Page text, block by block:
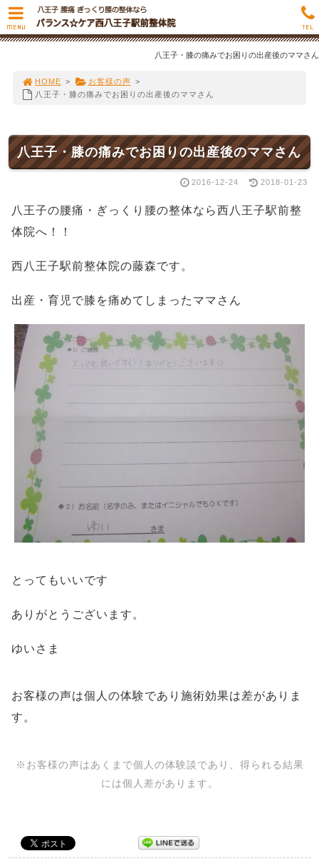
八王子・膝の痛みでお困りの出産後のママさん
HOME > お客様の声 >
八王子・膝の痛みでお困りの出産後のママさん
八王子・膝の痛みでお困りの出産後のママさん
2016-12-24 2018-01-23
八王子の腰痛・ぎっくり腰の整体なら西八王子駅前整
体院へ！！
西八王子駅前整体院の藤森です。
出産・育児で膝を痛めてしまったママさん
とってもいいです
ありがとうございます。
ゆいさま
お客様の声は個人の体験であり施術効果は差がありま
す。
※お客様の声はあくまで個人の体験談であり、得られる結果
には個人差があります。
MENU TEL